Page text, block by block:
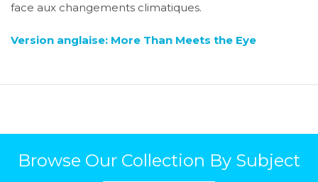
face aux changements climatiques.
Version anglaise: More Than Meets the Eye
Browse Our Collection By Subject